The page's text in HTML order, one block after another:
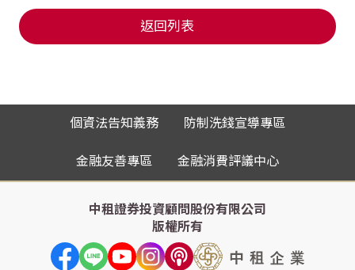
返回列表
個資法告知義務 防制洗錢宣導專區
金融友善專區 金融消費評議中心
中租證券投資顧問股份有限公司
版權所有